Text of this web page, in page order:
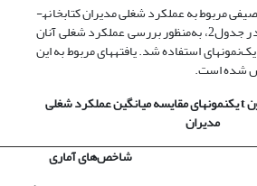
پس از ارائه یافته­های توصیفی مربوط به عملکرد شغلی مدیران کتابخانه­
های آستان‌قدس‌رضوی در جدول2، به‌منظور بررسی عملکرد شغلی آنان
با حدّ متوسط، از آزمون t یک‌نمونه­ای استفاده شد. یافته­های مربوط به این
tیک­نمونه­ای مقایسه میانگین عملکرد شغلی
مدیران
شاخص‌های آماری